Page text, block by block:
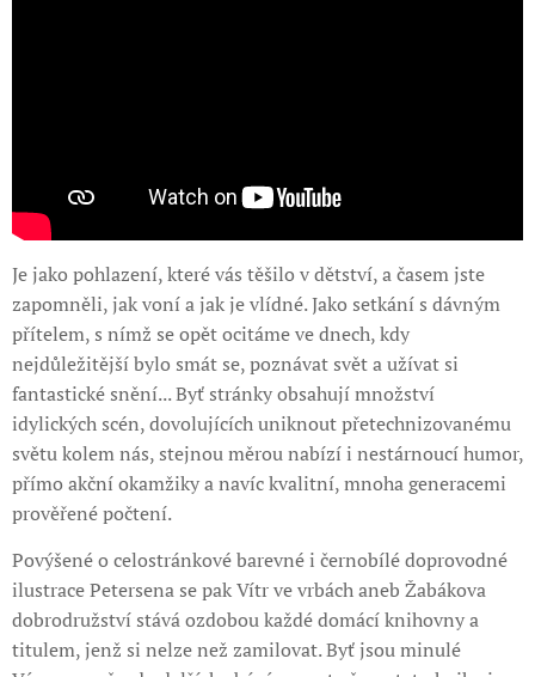
Je jako pohlazení, které vás těšilo v dětství, a časem jste
zapomněli, jak voní a jak je vlídné. Jako setkání s dávným
přítelem, s nímž se opět ocitáme ve dnech, kdy
nejdůležitější bylo smát se, poznávat svět a užívat si
fantastické snění... Byť stránky obsahují množství
idylických scén, dovolujících uniknout přetechnizovanému
světu kolem nás, stejnou měrou nabízí i nestárnoucí humor,
přímo akční okamžiky a navíc kvalitní, mnoha generacemi
prověřené počtení.
Povýšené o celostránkové barevné i černobílé doprovodné
ilustrace Petersena se pak Vítr ve vrbách aneb Žabákova
dobrodružství stává ozdobou každé domácí knihovny a
titulem, jenž si nelze než zamilovat. Byť jsou minulé